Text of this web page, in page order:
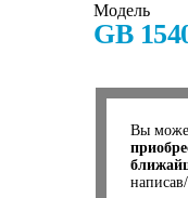
Модель
GB
Вы